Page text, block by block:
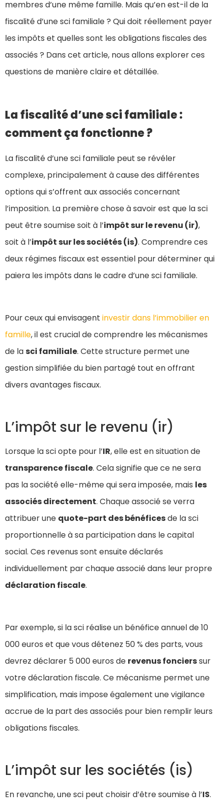
membres d’une même famille. Mais qu’en est-il de la
fiscalité d’une sci familiale ? Qui doit réellement payer
les impôts et quelles sont les obligations fiscales des
associés ? Dans cet article, nous allons explorer ces
questions de manière claire et détaillée.
La fiscalité d’une sci familiale :
comment ça fonctionne ?
La fiscalité d’une sci familiale peut se révéler
complexe, principalement à cause des différentes
options qui s’offrent aux associés concernant
l’imposition. La première chose à savoir est que la sci
peut être soumise soit à l’impôt sur le revenu (ir),
soit à l’impôt sur les sociétés (is). Comprendre ces
deux régimes fiscaux est essentiel pour déterminer qui
paiera les impôts dans le cadre d’une sci familiale.
Pour ceux qui envisagent investir dans l’immobilier en
famille, il est crucial de comprendre les mécanismes
de lasci familiale. Cette structure permet une
gestion simplifiée du bien partagé tout en offrant
divers avantages fiscaux.
L’impôt sur le revenu (ir)
Lorsque la sci opte pour l’IR, elle est en situation de
transparence fiscale. Cela signifie que ce ne sera
pas la société elle-même qui sera imposée, mais les
associés directement. Chaque associé se verra
attribuer une quote-part des bénéficesde la sci
proportionnelle à sa participation dans le capital
social. Ces revenus sont ensuite déclarés
individuellement par chaque associé dans leur propre
déclaration fiscale.
Par exemple, si la sci réalise un bénéfice annuel de 10
000 euros et que vous détenez 50 % des parts, vous
devrez déclarer 5 000 euros de revenus foncierssur
votre déclaration fiscale. Ce mécanisme permet une
simplification, mais impose également une vigilance
accrue de la part des associés pour bien remplir leurs
obligations fiscales.
L’impôt sur les sociétés (is)
En revanche, une sci peut choisir d’être soumise à l’IS.